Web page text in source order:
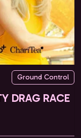
Ground Control
DRAG RACE